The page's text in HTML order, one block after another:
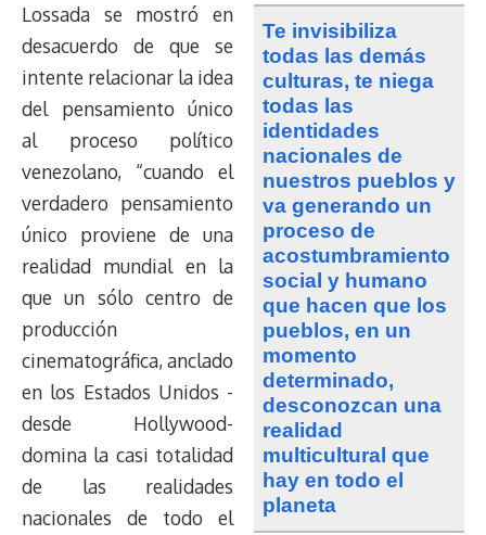
Te invisibiliza
todas las demás
culturas, te niega
todas las
identidades
nacionales de
nuestros pueblos y
va generando un
proceso de
acostumbramiento
social y humano
que hacen que los
pueblos, en un
momento
determinado,
desconozcan una
realidad
multicultural que
hay en todo el
planeta
Lossada se mostró en
desacuerdo de que se
intente relacionar la idea
del pensamiento único
al proceso político
venezolano, “cuando el
verdadero pensamiento
único proviene de una
realidad mundial en la
que un sólo centro de
producción
cinematográfica, anclado
en los Estados Unidos -
desde Hollywood-
domina la casi totalidad
de las realidades
nacionales de todo el